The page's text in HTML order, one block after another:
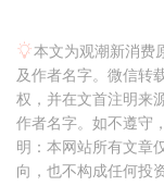
本文为观潮新消费
及作者名字。微信转
权，并在文首注明来
作者名字。如不遵守
明：本网站所有文章
向，也不构成任何投